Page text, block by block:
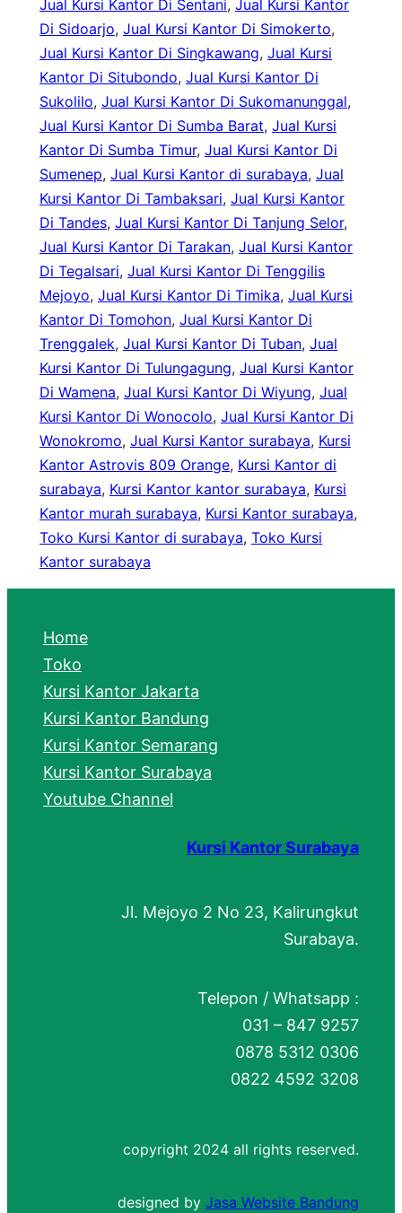
Jual Kursi Kantor Di Sentani, Jual Kursi Kantor
Di Sidoarjo, Jual Kursi Kantor Di Simokerto
Jual Kursi Kantor Di Singkawang, Jual Kursi
Kantor Di Situbondo, Jual Kursi Kantor Di
Sukolilo, Jual Kursi Kantor Di Sukomanunggal
Jual Kursi Kantor Di Sumba Barat, Jual Kursi
Kantor Di Sumba Timur, Jual Kursi Kantor Di
Sumenep, Jual Kursi Kantor di surabaya, Jual
Kursi Kantor Di Tambaksari, Jual Kursi Kantor
Di Tandes, Jual Kursi Kantor Di Tanjung Selor
Jual Kursi Kantor Di Tarakan, Jual Kursi Kantor
Di Tegalsari, Jual Kursi Kantor Di Tenggilis
Mejoyo, Jual Kursi Kantor Di Timika, Jual Kursi
Kantor Di Tomohon, Jual Kursi Kantor Di
Trenggalek, Jual Kursi Kantor Di Tuban, Jual
Kursi Kantor Di Tulungagung, Jual Kursi Kantor
Di Wamena, Jual Kursi Kantor Di Wiyung, Jual
Kursi Kantor Di Wonocolo, Jual Kursi Kantor Di
Wonokromo, Jual Kursi Kantor surabaya, Kursi
Kantor Astrovis 809 Orange, Kursi Kantor di
surabaya, Kursi Kantor kantor surabaya, Kursi
Kantor murah surabaya, Kursi Kantor surabaya
Toko Kursi Kantor di surabaya, Toko Kursi
Kantor surabaya
Home
Toko
Kursi Kantor Jakarta
Kursi Kantor Bandung
Kursi Kantor Semarang
Kursi Kantor Surabaya
Youtube Channel
Kursi Kantor Surabaya
Jl. Mejoyo 2 No 23, Kalirungkut
Surabaya.
Telepon / Whatsapp :
031 – 847 9257
0878 5312 0306
0822 4592 3208
copyright 2024 all rights reserved.
designed by Jasa Website Bandung